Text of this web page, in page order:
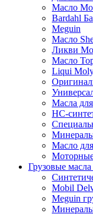
Масло
Bardahl
Meguin
Масло
Ликви
Масло
Liqui
Масла
HC-
Масло
Грузовые масла
Mobil
Meguin